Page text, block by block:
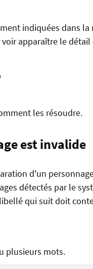
indiquées dans la
apparaître le détail
les résoudre.
est invalide
d'un
détectés par le
qui suit doit
plusieurs mots.